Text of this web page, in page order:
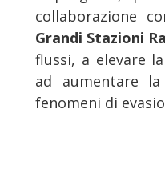
collaborazione
Grandi Stazioni
flussi, a elevare
ad aumentare
fenomeni di